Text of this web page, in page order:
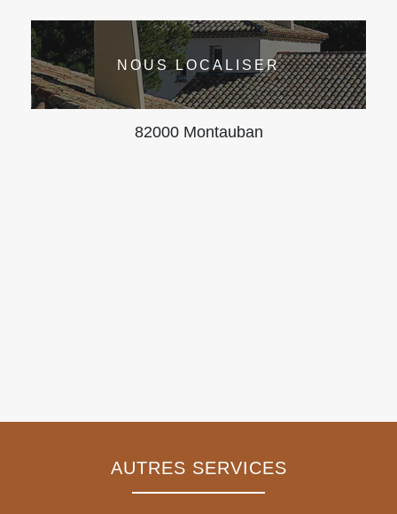
NOUS LOCALISER
82000 Montauban
AUTRES SERVICES